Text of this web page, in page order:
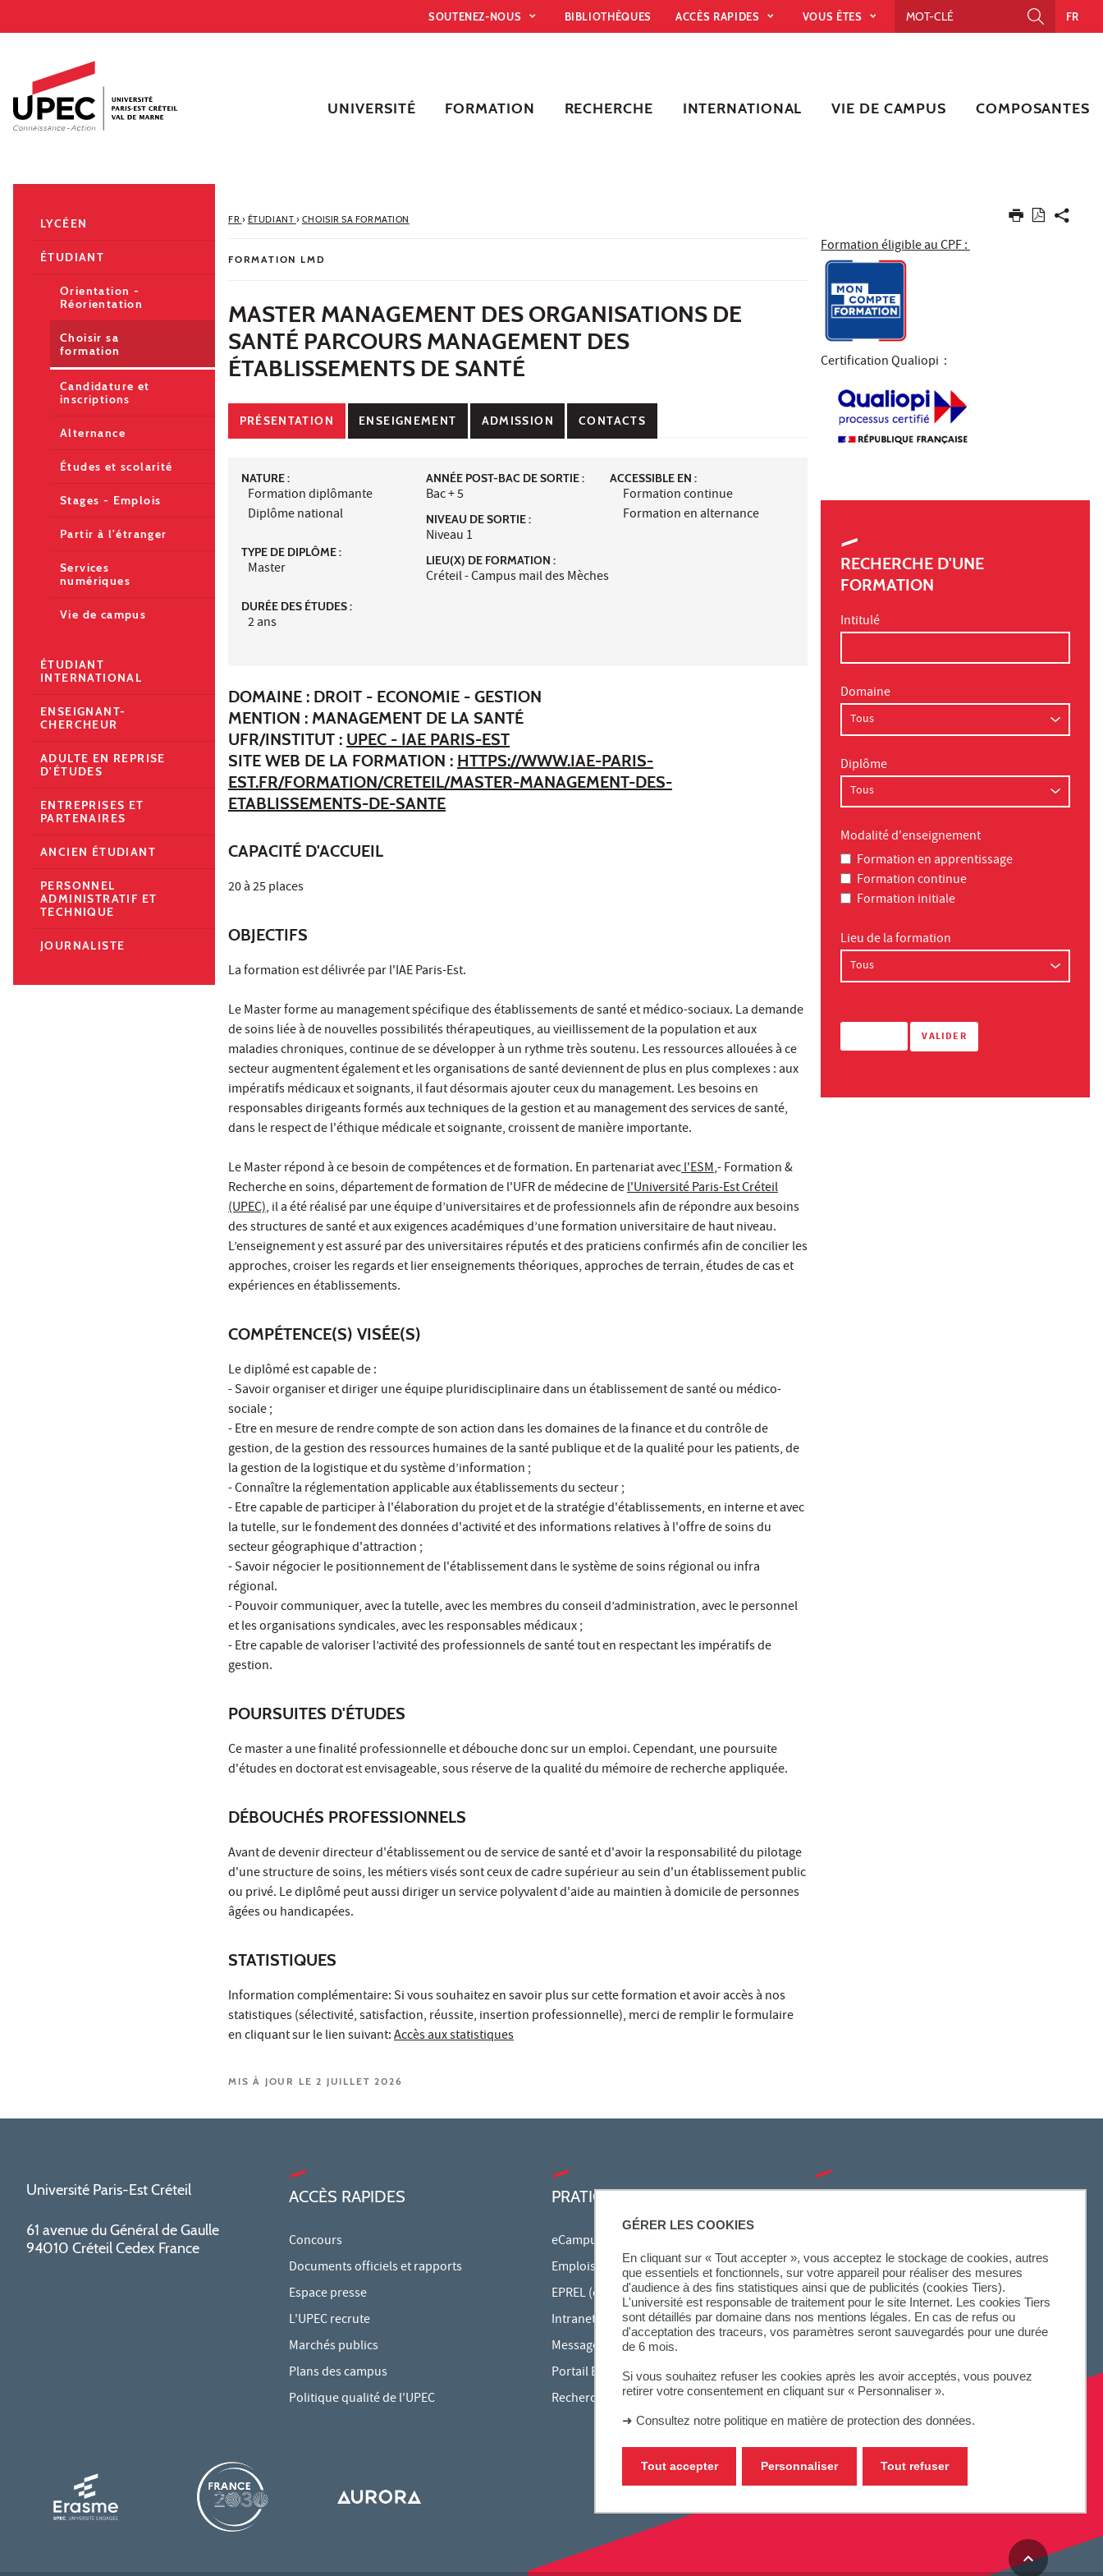
GÉRER LES COOKIES
En cliquant sur « Tout accepter », vous acceptez le stockage de cookies, autres
que essentiels et fonctionnels, sur votre appareil pour réaliser des mesures
d'audience à des fins statistiques ainsi que de publicités (cookies Tiers).
L'université est responsable de traitement pour le site Internet. Les cookies Tiers
sont détaillés par domaine dans nos mentions légales. En cas de refus ou
d'acceptation des traceurs, vos paramètres seront sauvegardés pour une durée
de 6 mois.
Si vous souhaitez refuser les cookies après les avoir acceptés, vous pouvez
retirer votre consentement en cliquant sur « Personnaliser ».
➜ Consultez notre politique en matière de protection des données.
Tout accepter Tout refuser
Personnaliser
Accès directs
Recherche
Navigation secondaire
SOUTENEZ-NOUS BIBLIOTHÈQUES ACCÈS RAPIDES VOUS ÊTES FR
UNIVERSITÉ FORMATION RECHERCHE INTERNATIONAL VIE DE CAMPUS COMPOSANTES
FR › ÉTUDIANT › CHOISIR SA FORMATION
FORMATION LMD
MASTER MANAGEMENT DES ORGANISATIONS DE
SANTÉ PARCOURS MANAGEMENT DES
ÉTABLISSEMENTS DE SANTÉ
PRÉSENTATION ENSEIGNEMENT ADMISSION CONTACTS
NATURE :
Formation diplômante
Diplôme national
TYPE DE DIPLÔME :
Master
DURÉE DES ÉTUDES :
2 ans
ANNÉE POST-BAC DE SORTIE :
Bac + 5
NIVEAU DE SORTIE :
Niveau 1
LIEU(X) DE FORMATION :
Créteil - Campus mail des Mèches
ACCESSIBLE EN :
Formation continue
Formation en alternance
DOMAINE : DROIT - ECONOMIE - GESTION
MENTION : MANAGEMENT DE LA SANTÉ
UFR/INSTITUT : UPEC - IAE PARIS-EST
SITE WEB DE LA FORMATION : HTTPS://WWW.IAE-PARIS-
EST.FR/FORMATION/CRETEIL/MASTER-MANAGEMENT-DES-
ETABLISSEMENTS-DE-SANTE
CAPACITÉ D'ACCUEIL
20 à 25 places
OBJECTIFS
La formation est délivrée par l'IAE Paris-Est.
Le Master forme au management spécifique des établissements de santé et médico-sociaux. La demande
de soins liée à de nouvelles possibilités thérapeutiques, au vieillissement de la population et aux
maladies chroniques, continue de se développer à un rythme très soutenu. Les ressources allouées à ce
secteur augmentent également et les organisations de santé deviennent de plus en plus complexes : aux
impératifs médicaux et soignants, il faut désormais ajouter ceux du management. Les besoins en
responsables dirigeants formés aux techniques de la gestion et au management des services de santé,
dans le respect de l'éthique médicale et soignante, croissent de manière importante.
Le Master répond à ce besoin de compétences et de formation. En partenariat avecl'ESM,- Formation &
Recherche en soins, département de formation de l'UFR de médecine del'Université Paris-Est Créteil
(UPEC), il a été réalisé par une équipe d’universitaires et de professionnels afin de répondre aux besoins
des structures de santé et aux exigences académiques d’une formation universitaire de haut niveau.
L’enseignement y est assuré par des universitaires réputés et des praticiens confirmés afin de concilier les
approches, croiser les regards et lier enseignements théoriques, approches de terrain, études de cas et
expériences en établissements.
COMPÉTENCE(S) VISÉE(S)
Le diplômé est capable de :
- Savoir organiser et diriger une équipe pluridisciplinaire dans un établissement de santé ou médico-
sociale ;
- Etre en mesure de rendre compte de son action dans les domaines de la finance et du contrôle de
gestion, de la gestion des ressources humaines de la santé publique et de la qualité pour les patients, de
la gestion de la logistique et du système d’information ;
- Connaître la réglementation applicable aux établissements du secteur ;
- Etre capable de participer à l'élaboration du projet et de la stratégie d'établissements, en interne et avec
la tutelle, sur le fondement des données d'activité et des informations relatives à l'offre de soins du
secteur géographique d'attraction ;
- Savoir négocier le positionnement de l'établissement dans le système de soins régional ou infra
régional.
- Pouvoir communiquer, avec la tutelle, avec les membres du conseil d’administration, avec le personnel
et les organisations syndicales, avec les responsables médicaux ;
- Etre capable de valoriser l’activité des professionnels de santé tout en respectant les impératifs de
gestion.
POURSUITES D'ÉTUDES
Ce master a une finalité professionnelle et débouche donc sur un emploi. Cependant, une poursuite
d'études en doctorat est envisageable, sous réserve de la qualité du mémoire de recherche appliquée.
DÉBOUCHÉS PROFESSIONNELS
Avant de devenir directeur d'établissement ou de service de santé et d'avoir la responsabilité du pilotage
d'une structure de soins, les métiers visés sont ceux de cadre supérieur au sein d'un établissement public
ou privé. Le diplômé peut aussi diriger un service polyvalent d'aide au maintien à domicile de personnes
âgées ou handicapées.
STATISTIQUES
Information complémentaire: Si vous souhaitez en savoir plus sur cette formation et avoir accès à nos
statistiques (sélectivité, satisfaction, réussite, insertion professionnelle), merci de remplir le formulaire
en cliquant sur le lien suivant:Accès aux statistiques
MIS À JOUR LE 2 JUILLET 2026
Formation éligible au CPF :
Certification Qualiopi :
RECHERCHE D'UNE
FORMATION
Intitulé
Domaine
Diplôme
Modalité d'enseignement
Formation en apprentissage
Formation continue
Formation initiale
Lieu de la formation
LYCÉEN
ÉTUDIANT
Orientation -
Réorientation
Choisir sa
formation
Candidature et
inscriptions
Alternance
Études et scolarité
Stages - Emplois
Partir à l'étranger
Services
numériques
Vie de campus
ÉTUDIANT
INTERNATIONAL
ENSEIGNANT-
CHERCHEUR
ADULTE EN REPRISE
D'ÉTUDES
ENTREPRISES ET
PARTENAIRES
ANCIEN ÉTUDIANT
PERSONNEL
ADMINISTRATIF ET
TECHNIQUE
JOURNALISTE
Université Paris-Est Créteil
61 avenue du Général de Gaulle
94010 Créteil Cedex France
ACCÈS RAPIDES
Concours
Documents officiels et rapports
Espace presse
L'UPEC recrute
Marchés publics
Plans des campus
Politique qualité de l'UPEC
PRATIQUE
eCampus
Emplois du temps en ligne
EPREL (cours en ligne)
Intranet des personnels
Messagerie étudiante
Portail Bu Athéna
Rechercher une formation
SUIVEZ-NOUS